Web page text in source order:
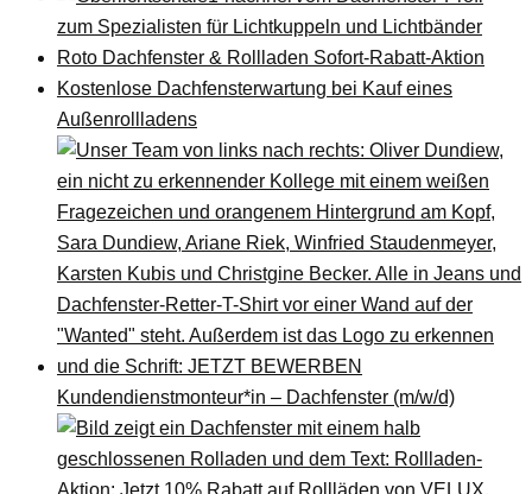
zum Spezialisten für Lichtkuppeln und Lichtbänder
Roto Dachfenster & Rollladen Sofort-Rabatt-Aktion
Kostenlose Dachfensterwartung bei Kauf eines
Außenrollladens
Kundendienstmonteur*in – Dachfenster (m/w/d)